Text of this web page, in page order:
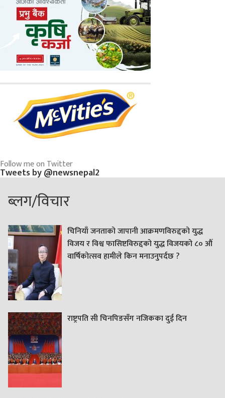
Follow me on Twitter
Tweets by @newsnepal2
ब्लग/विचार
चिनियाँ जनताको जापानी आक्रमणविरुद्दको युद्ध
विजय र विश्व फासिष्टविरुद्दको युद्ध विजयको ८० औं
वार्षिकोत्सव हामीले किन मनाउनुपर्दछ ?
राष्ट्रपति सी चिनपिङसँग नजिकका दुई दिन